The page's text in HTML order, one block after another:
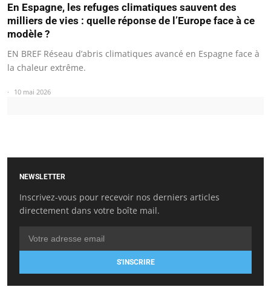
En Espagne, les refuges climatiques sauvent des
milliers de vies : quelle réponse de l’Europe face à ce
modèle ?
EN BREF Réseau d’abris climatiques avancé en Espagne face à
la chaleur extrême.
10 mai 2026
NEWSLETTER
Inscrivez-vous pour recevoir nos derniers articles
directement dans votre boîte mail.
S'INSCRIRE